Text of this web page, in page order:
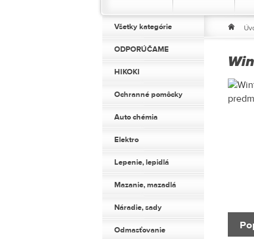
Všetky kategórie
ODPORÚČAME
HIKOKI
Ochranné pomôcky
Auto chémia
Elektro
Lepenie, lepidlá
Mazanie, mazadlá
Náradie, sady
Odmasťovanie